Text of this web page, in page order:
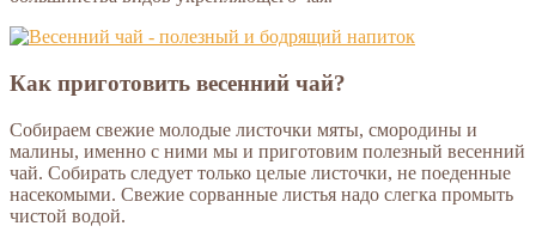
Как приготовить весенний чай?
Собираем свежие молодые листочки мяты, смородины и
малины, именно с ними мы и приготовим полезный весенний
чай. Собирать следует только целые листочки, не поеденные
насекомыми. Свежие сорванные листья надо слегка промыть
чистой водой.